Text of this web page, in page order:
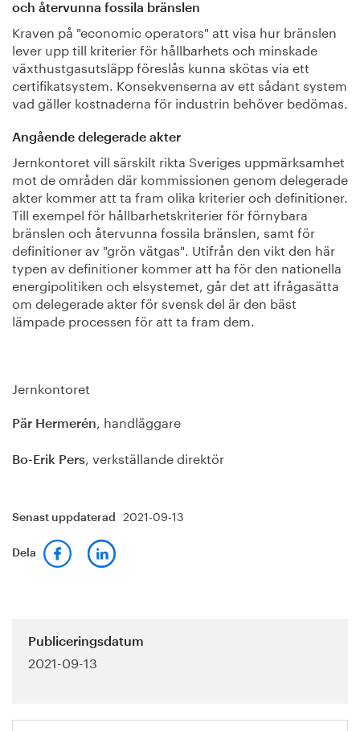
och återvunna fossila bränslen
Kraven på "economic operators" att visa hur bränslen
lever upp till kriterier för hållbarhets och minskade
växthustgasutsläpp föreslås kunna skötas via ett
certifikatsystem. Konsekvenserna av ett sådant system
vad gäller kostnaderna för industrin behöver bedömas.
Angående delegerade akter
Jernkontoret vill särskilt rikta Sveriges uppmärksamhet
mot de områden där kommissionen genom delegerade
akter kommer att ta fram olika kriterier och definitioner.
Till exempel för hållbarhetskriterier för förnybara
bränslen och återvunna fossila bränslen, samt för
definitioner av "grön vätgas". Utifrån den vikt den här
typen av definitioner kommer att ha för den nationella
energipolitiken och elsystemet, går det att ifrågasätta
om delegerade akter för svensk del är den bäst
lämpade processen för att ta fram dem.
Jernkontoret
Pär Hermerén , handläggare
Bo-Erik Pers , verkställande direktör
Senast uppdaterad 2021-09-13
Dela
Publiceringsdatum
2021-09-13